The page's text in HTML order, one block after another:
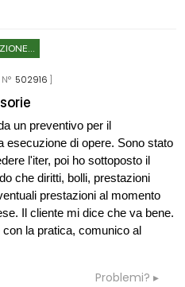
502916 ]
un preventivo per il
esecuzione di opere. Sono stato
l'iter, poi ho sottoposto il
che diritti, bolli, prestazioni
prestazioni al momento
Il cliente mi dice che va bene.
la pratica, comunico al
Problemi?